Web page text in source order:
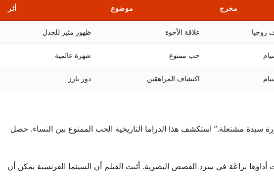
مخرج موضوع أثر
روجيا علاقة الأخوة ظهور مثير للجدل
حب ممنوع شهرة عالمية
اكتشاف المراهقين دور بارز
سيدة مشتعلة.” استكشف هذا الدراما التاريخية الحب الممنوع بين النساء. حصل
براعًة في سرد القصص البصرية. أثبت الفيلم أن السينما الفرنسية يمكن أن